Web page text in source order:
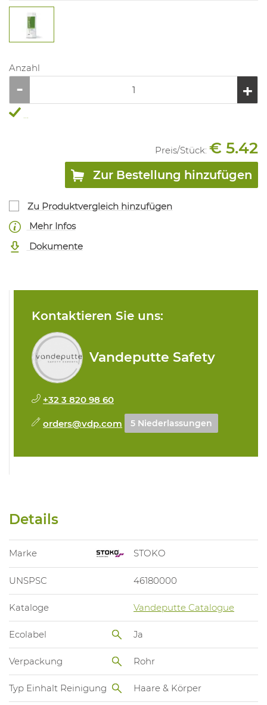
Anzahl
...
Preis/Stück: € 5.42
Zur Bestellung hinzufügen
Zu Produktvergleich hinzufügen
Mehr Infos
Dokumente
Kontaktieren Sie uns:
Vandeputte Safety
+32 3 820 98 60
orders@vdp.com 5 Niederlassungen
Details
Marke STOKO
UNSPSC 46180000
Kataloge Vandeputte Catalogue
Ecolabel Ja
Verpackung Rohr
Typ Einhalt Reinigung Haare & Körper